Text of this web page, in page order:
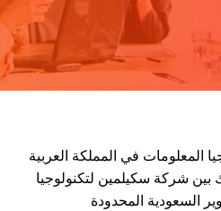
المعلومات في المملكة العربية
شركة سكيلمين لتكنولوجيا
السعودية المحدودة